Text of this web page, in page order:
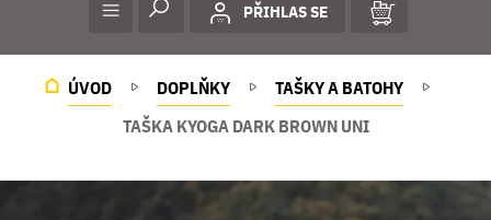
PŘIHLAS SE
ÚVOD DOPLŇKY
TAŠKY A BATOHY
TAŠKA KYOGA DARK BROWN UNI